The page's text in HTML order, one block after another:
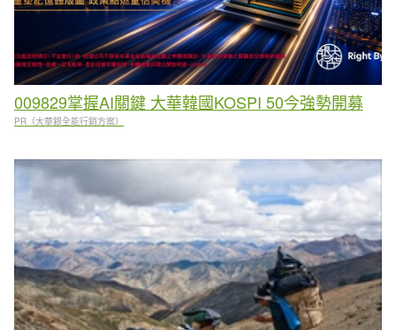
009829掌握AI關鍵 大華韓國KOSPI 50今強勢開募
PR（大華銀全能行銷方案）